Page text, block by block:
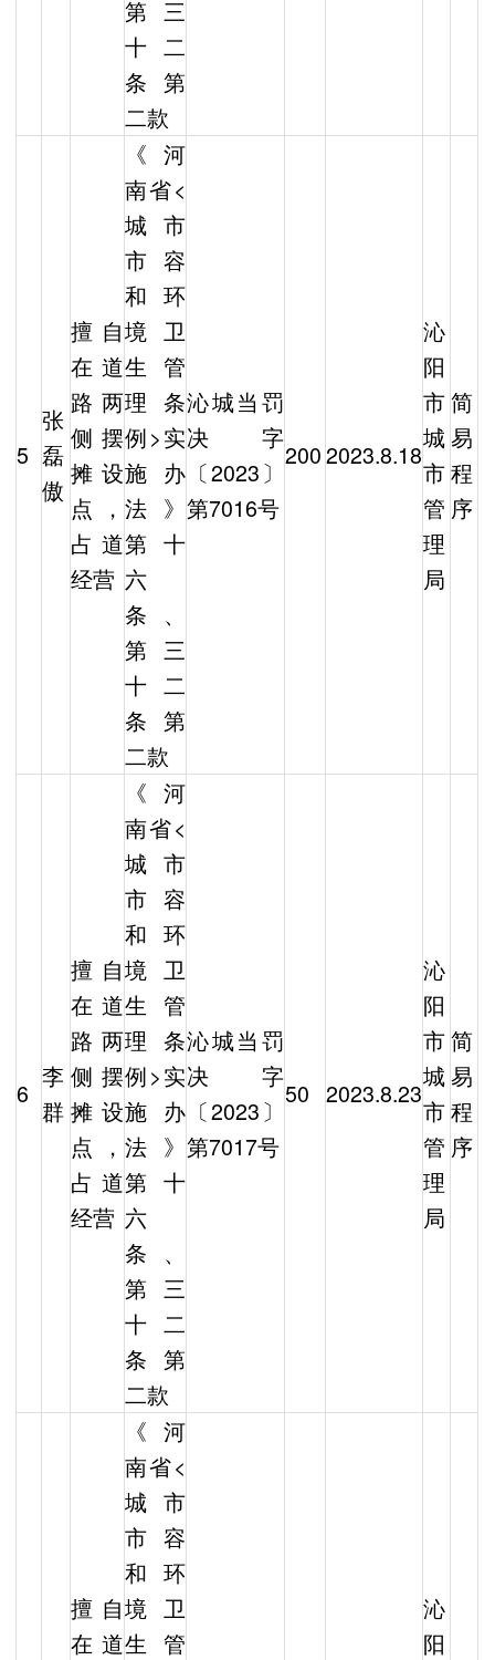
第三
十二
条第
二款
5
张
磊
傲
擅自
在道
路两
侧摆
摊设
点，
占道
经营
《河
南省<
城市
市容
和环
境卫
生管
理条
例>实
施办
法》
第十
六
条、
第三
十二
条第
二款
沁城当罚
决字
〔2023〕
第7016号
2002023.8.18
沁
阳
市
城
市
管
理
局
简
易
程
序
6
李
群
擅自
在道
路两
侧摆
摊设
点，
占道
经营
《河
南省<
城市
市容
和环
境卫
生管
理条
例>实
施办
法》
第十
六
条、
第三
十二
条第
二款
沁城当罚
决字
〔2023〕
第7017号
50 2023.8.23
沁
阳
市
城
市
管
理
局
简
易
程
序
擅自
在道
《河
南省<
城市
市容
和环
境卫
生管
沁
阳